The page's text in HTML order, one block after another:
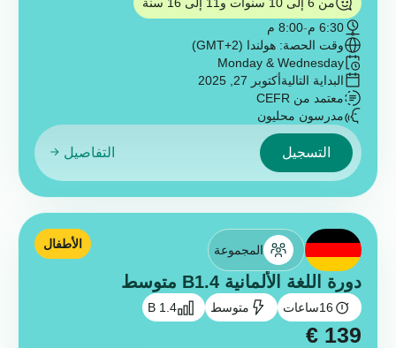
6:30 م
-8:00 م
وقت الحصة: هولندا (GMT+2)
Monday & Wednesday
البداية التاليةأكتوبر 27, 2025
معتمد من CEFR
مدرسون محليون
التسجيل التفاصيل
المجموعة
دورة اللغة الألمانية B1.4 متوسط
16ساعات متوسط B 1.4
الأطفال
€ 139